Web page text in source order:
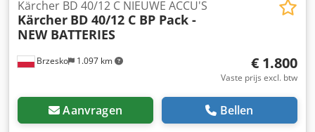
Brzesko 1.097 km
Kärcher BD 40/12 C NIEUWE ACCU'S
Kärcher BD 40/12 C BP Pack -
NEW BATTERIES
€ 1.800
Vaste prijs excl. btw
Aanvragen Bellen